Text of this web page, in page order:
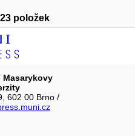
položek
Masarykovy
602 00 Brno /